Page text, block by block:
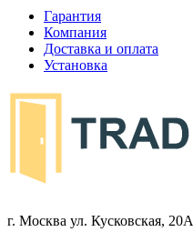
Гарантия
Компания
Доставка и оплата
Установка
г. Москва ул. Кусковская, 20А